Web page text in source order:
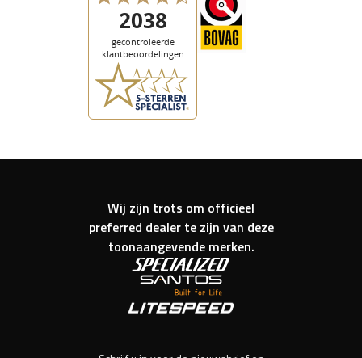
Wij zijn trots om officieel
preferred dealer te zijn van deze
toonaangevende merken.